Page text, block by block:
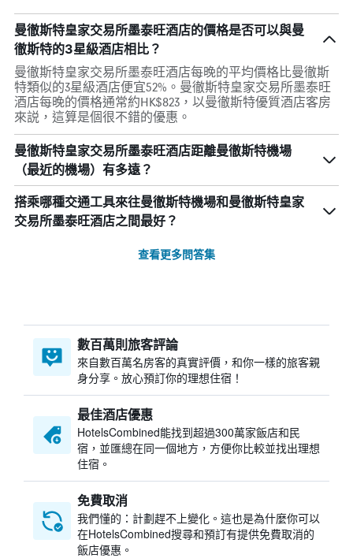
曼徹斯特皇家交易所墨泰旺酒店的價格是否可以與曼
徹斯特的3星級酒店相比？
曼徹斯特皇家交易所墨泰旺酒店每晚的平均價格比曼徹斯
特類似的3星級酒店便宜52%。曼徹斯特皇家交易所墨泰旺
酒店每晚的價格通常約HK$823，以曼徹斯特優質酒店客房
來説，這算是個很不錯的優惠。
曼徹斯特皇家交易所墨泰旺酒店距離曼徹斯特機場
（最近的機場）有多遠？
搭乘哪種交通工具來往曼徹斯特機場和曼徹斯特皇家
交易所墨泰旺酒店之間最好？
查看更多問答集
數百萬則旅客評論
來自數百萬名房客的真實評價，和你一樣的旅客親
身分享。放心預訂你的理想住宿！
最佳酒店優惠
HotelsCombined​能找到超過300萬家飯店和民
宿，並匯總在同一個地方，方便你比較並找出理想
住宿。
免費取消
我們懂的：計劃趕不上變化。這也是為什麼你可以
在HotelsCombined搜尋和預訂有提供免費取消的
飯店優惠。